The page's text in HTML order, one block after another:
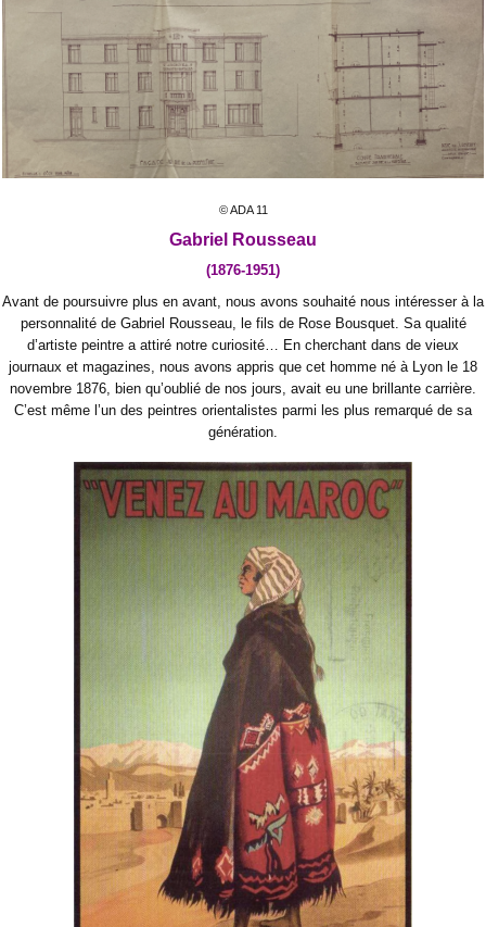
© ADA 11
Gabriel Rousseau
(1876-1951)
Avant de poursuivre plus en avant, nous avons souhaité nous intéresser à la
personnalité de Gabriel Rousseau, le fils de Rose Bousquet. Sa qualité
d’artiste peintre a attiré notre curiosité… En cherchant dans de vieux
journaux et magazines, nous avons appris que cet homme né à Lyon le 18
novembre 1876, bien qu’oublié de nos jours, avait eu une brillante carrière.
C’est même l’un des peintres orientalistes parmi les plus remarqué de sa
génération.